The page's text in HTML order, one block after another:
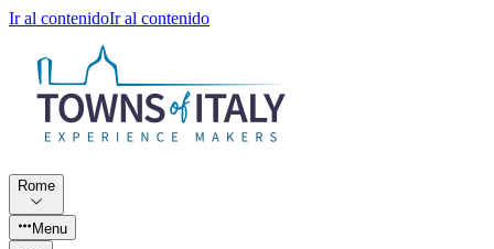
Ir al contenidoIr al contenido
Rome
Menu